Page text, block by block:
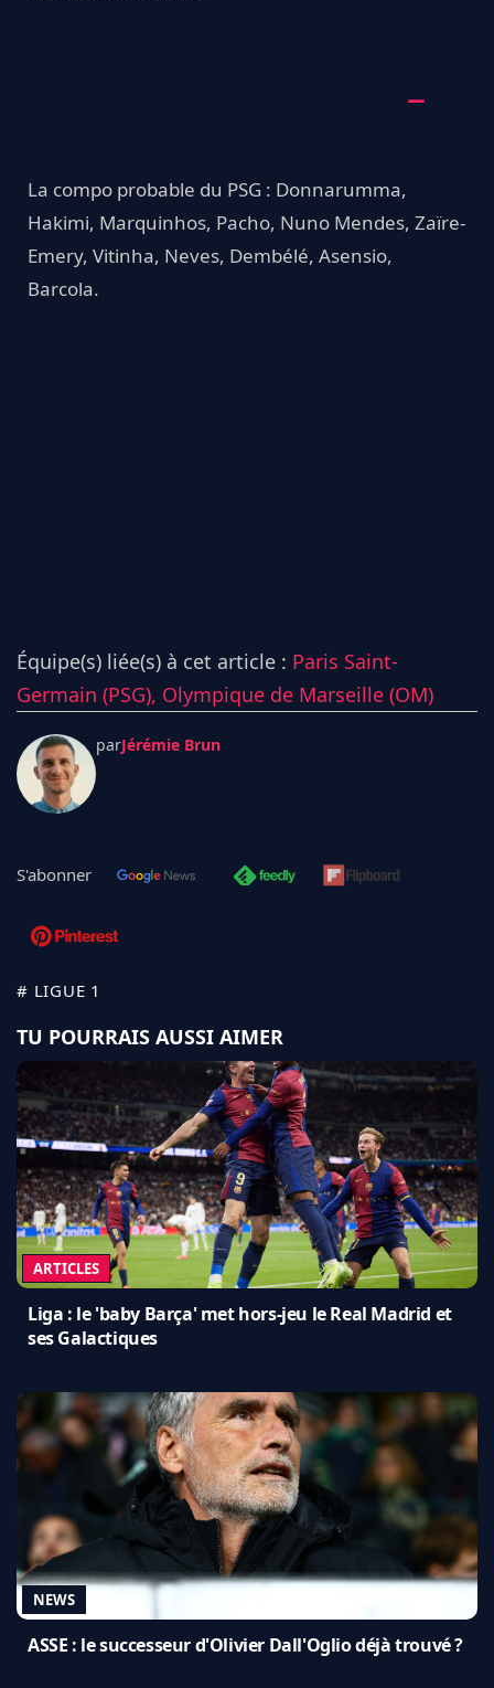
La compo probable du PSG : Donnarumma,
Hakimi, Marquinhos, Pacho, Nuno Mendes, Zaïre-
Emery, Vitinha, Neves, Dembélé, Asensio,
Barcola.
Équipe(s) liée(s) à cet article : Paris Saint-
Germain (PSG), Olympique de Marseille (OM)
parJérémie Brun
S'abonner
# LIGUE 1
TU POURRAIS AUSSI AIMER
ARTICLES
Liga : le 'baby Barça' met hors-jeu le Real Madrid et
ses Galactiques
NEWS
ASSE : le successeur d'Olivier Dall'Oglio déjà trouvé ?